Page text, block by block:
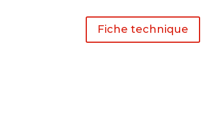
Fiche technique